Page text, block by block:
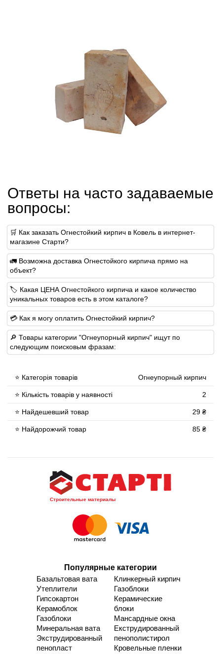
Ответы на часто задаваемые
вопросы:
🛒 Как заказать Огнестойкий кирпич в Ковель в интернет-
магазине Старти?
🚛 Возможна доставка Огнестойкого кирпича прямо на
объект?
🏷 Какая ЦЕНА Огнестойкого кирпича и какое количество
уникальных товаров есть в этом каталоге?
💳 Как я могу оплатить Огнестойкий кирпич?
🔎 Товары категории "Огнеупорный кирпич" ищут по
следующим поисковым фразам:
⭐ Категорія товарів Огнеупорный кирпич
⭐ Кількість товарів у наявності 2
⭐ Найдешевший товар 29 ₴
⭐ Найдорожчий товар 85 ₴
Строительные материалы
Популярные категории
Базальтовая вата
Утеплители
Гипсокартон
Керамоблок
Газоблоки
Минеральная вата
Экструдированный
пенопласт
Клинкерный кирпич
Газоблоки
Керамические
блоки
Мансардные окна
Екструдированный
пенополистирол
Кровельные пленки